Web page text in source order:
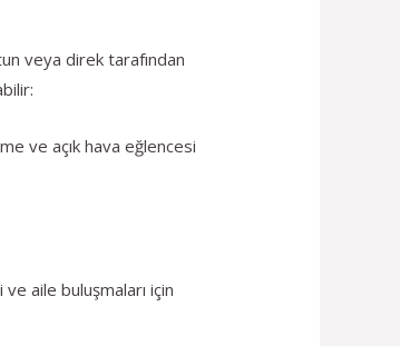
veya direk tarafından
ve açık hava eğlencesi
aile buluşmaları için